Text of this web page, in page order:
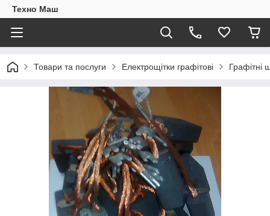
Техно Маш
Товари та послуги Електрощітки графітові Графітні